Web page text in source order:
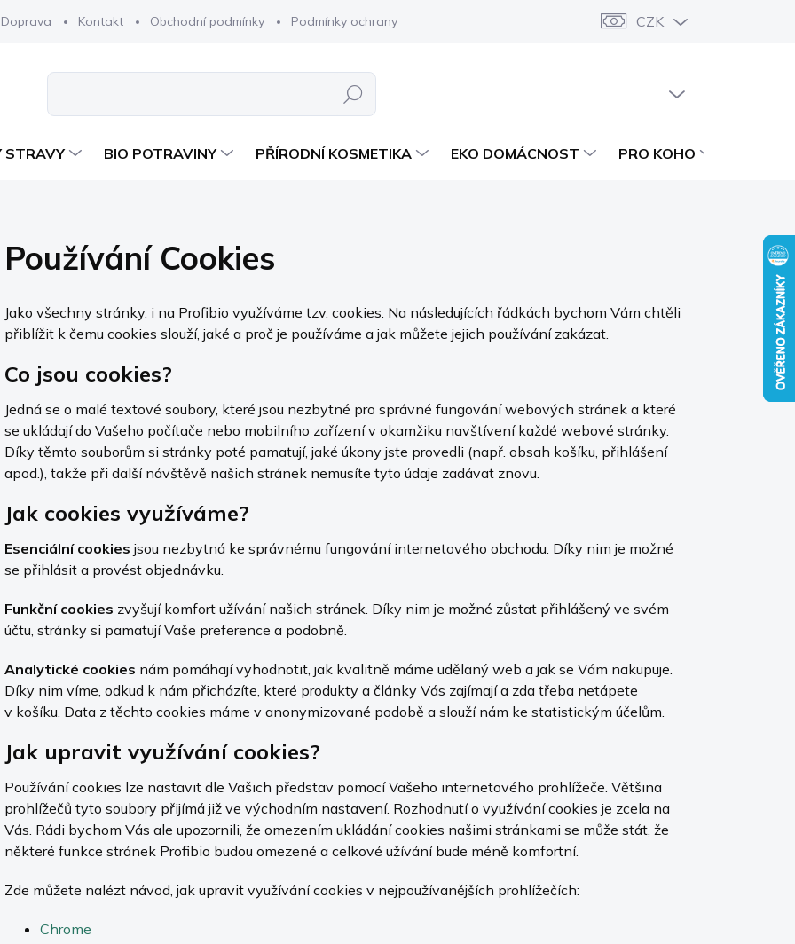
Doprava Kontakt Obchodní podmínky Podmínky ochrany osobních údajů Používání Cookies Spolupráce
CZK
Hledat
STRAVY BIO POTRAVINY PŘÍRODNÍ KOSMETIKA EKO DOMÁCNOST PRO KOHO
Používání Cookies
Jako všechny stránky, i na Profibio využíváme tzv. cookies. Na následujících řádkách bychom Vám chtěli
přiblížit k čemu cookies slouží, jaké a proč je používáme a jak můžete jejich používání zakázat.
Co jsou cookies?
Jedná se o malé textové soubory, které jsou nezbytné pro správné fungování webových stránek a které
se ukládají do Vašeho počítače nebo mobilního zařízení v okamžiku navštívení každé webové stránky.
Díky těmto souborům si stránky poté pamatují, jaké úkony jste provedli (např. obsah košíku, přihlášení
apod.), takže při další návštěvě našich stránek nemusíte tyto údaje zadávat znovu.
Jak cookies využíváme?
Esenciální cookies jsou nezbytná ke správnému fungování internetového obchodu. Díky nim je možné
se přihlásit a provést objednávku.
Funkční cookies zvyšují komfort užívání našich stránek. Díky nim je možné zůstat přihlášený ve svém
účtu, stránky si pamatují Vaše preference a podobně.
Analytické cookies nám pomáhají vyhodnotit, jak kvalitně máme udělaný web a jak se Vám nakupuje.
Díky nim víme, odkud k nám přicházíte, které produkty a články Vás zajímají a zda třeba netápete
v košíku. Data z těchto cookies máme v anonymizované podobě a slouží nám ke statistickým účelům.
Jak upravit využívání cookies?
Používání cookies lze nastavit dle Vašich představ pomocí Vašeho internetového prohlížeče. Většina
prohlížečů tyto soubory přijímá již ve východním nastavení. Rozhodnutí o využívání cookies je zcela na
Vás. Rádi bychom Vás ale upozornili, že omezením ukládání cookies našimi stránkami se může stát, že
některé funkce stránek Profibio budou omezené a celkové užívání bude méně komfortní.
Zde můžete nalézt návod, jak upravit využívání cookies v nejpoužívanějších prohlížečích:
Chrome